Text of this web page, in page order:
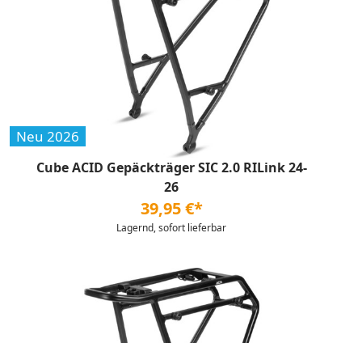
Neu 2026
Cube ACID Gepäckträger SIC 2.0 RILink 24-
26
39,95 €*
Lagernd, sofort lieferbar